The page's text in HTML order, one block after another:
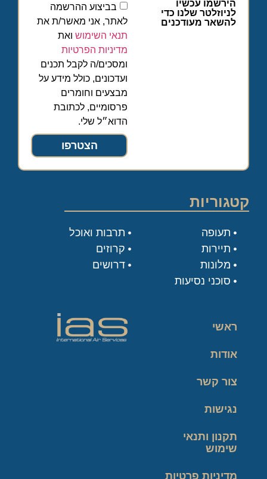
הירשמו עכשיו
לניוזלטר שלנו כדי
להשאר מעודכנים
בביצוע ההרשמה
לאתר, אני מאשר/ת את
תנאי השימושואת
מדיניות הפרטיות
ומסכים/ה לקבל תכנים
ועדכונים, כולל מידע על
מבצעים וחומרים
פרסומיים, לכתובת
הדוא״ל שלי.
הצטרפו
קטגוריות
תעופה
תיירות
מלונות
סוכני נסיעות
תרבות ואוכל
קרוזים
דרושים
ראשי
אודות
צור קשר
נגישות
תקנון ותנאי
שימוש
מדיניות פרטיות